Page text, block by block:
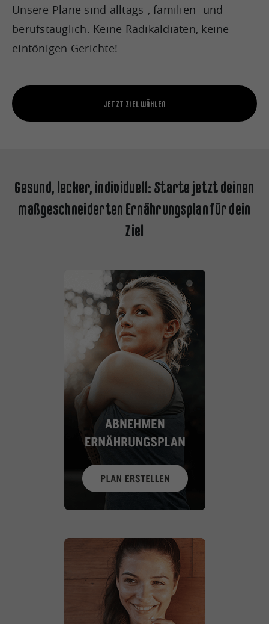
Unsere Pläne sind alltags-, familien- und
berufstauglich. Keine Radikaldiäten, keine
eintönigen Gerichte!
JETZT ZIEL WÄHLEN
Gesund, lecker, individuell: Starte jetzt deinen
maßgeschneiderten Ernährungsplan für dein
Ziel